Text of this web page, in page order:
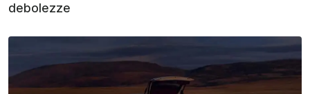
debolezze